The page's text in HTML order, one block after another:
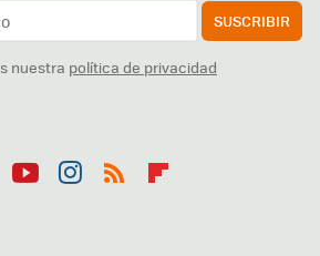
SUSCRIBIR
nuestra política de privacidad